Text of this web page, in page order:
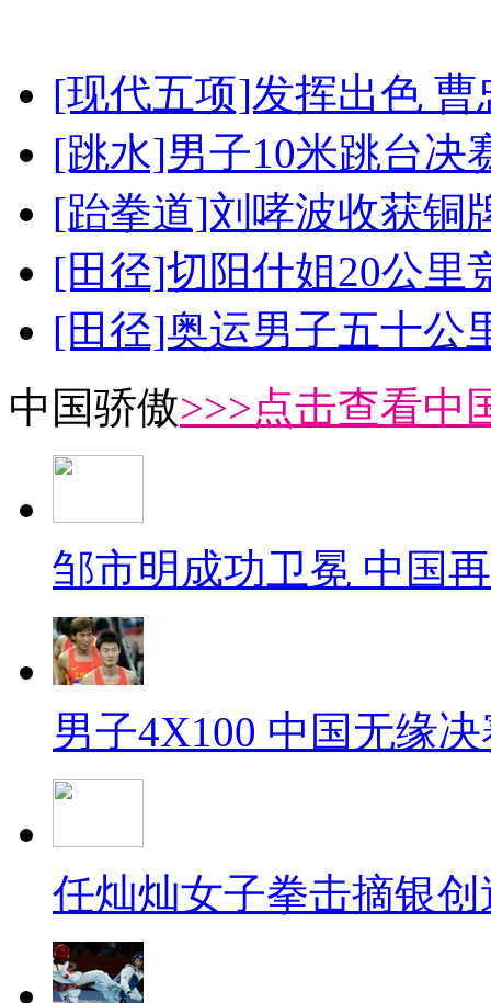
[现代五项]发挥出色
[跳水]男子10米跳台决
[跆拳道]刘哮波收获铜
[田径]切阳什姐20公里
[田径]奥运男子五十公
中国骄傲>>>点击查看中
邹市明成功卫冕 中国
男子4X100 中国无缘
任灿灿女子拳击摘银